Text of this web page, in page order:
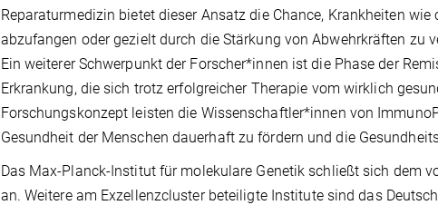
Reparaturmedizin bietet dieser Ansatz die Chance, Krankheiten
abzufangen oder gezielt durch die Stärkung von Abwehrkräften zu
Ein weiterer Schwerpunkt der Forscher*innen ist die Phase der
Erkrankung, die sich trotz erfolgreicher Therapie vom wirklich
Forschungskonzept leisten die Wissenschaftler*innen von
Gesundheit der Menschen dauerhaft zu fördern und die
Das Max-Planck-Institut für molekulare Genetik schließt sich dem
an. Weitere am Exzellenzcluster beteiligte Institute sind das